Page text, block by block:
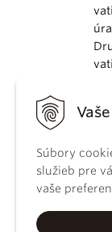
Súbory
služieb pre
vaše
KBS